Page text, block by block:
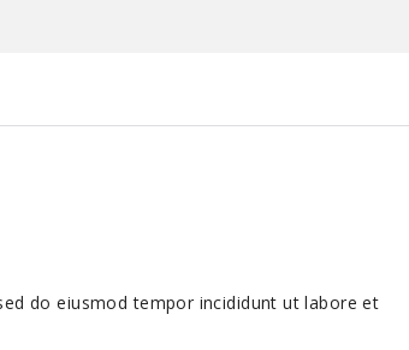
do eiusmod tempor incididunt ut labore et